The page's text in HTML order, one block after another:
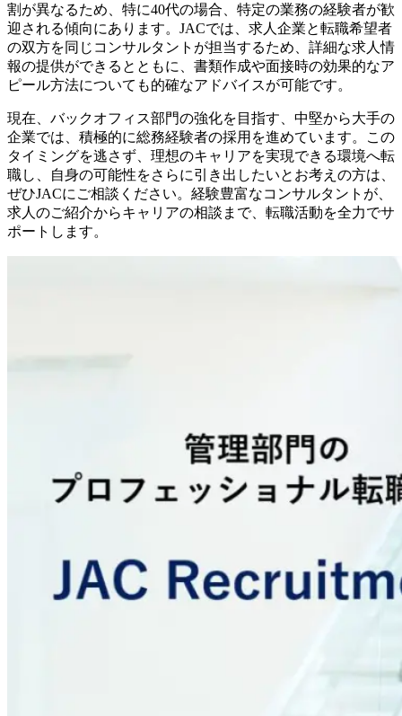
割が異なるため、特に40代の場合、特定の業務の経験者が歓
迎される傾向にあります。JACでは、求人企業と転職希望者
の双方を同じコンサルタントが担当するため、詳細な求人情
報の提供ができるとともに、書類作成や面接時の効果的なア
ピール方法についても的確なアドバイスが可能です。
現在、バックオフィス部門の強化を目指す、中堅から大手の
企業では、積極的に総務経験者の採用を進めています。この
タイミングを逃さず、理想のキャリアを実現できる環境へ転
職し、自身の可能性をさらに引き出したいとお考えの方は、
ぜひJACにご相談ください。経験豊富なコンサルタントが、
求人のご紹介からキャリアの相談まで、転職活動を全力でサ
ポートします。